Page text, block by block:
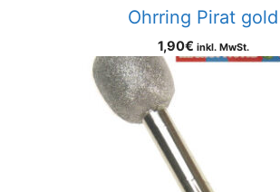
Ohrring Pirat gold
1,90€ inkl. MwSt.